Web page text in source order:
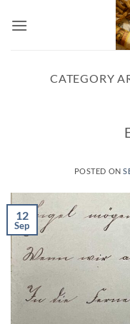
CATEGORY
POSTED ON
12
Sep